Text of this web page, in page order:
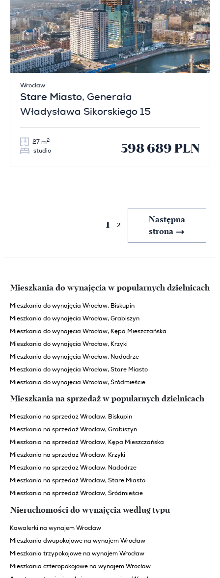
Wrocław
Stare Miasto, Generała
Władysława Sikorskiego 15
27 m2
studio 598 689 PLN
1 2
Następna
strona
Mieszkania do wynajęcia w popularnych dzielnicach
Mieszkania do wynajęcia Wrocław, Biskupin
Mieszkania do wynajęcia Wrocław, Grabiszyn
Mieszkania do wynajęcia Wrocław, Kępa Mieszczańska
Mieszkania do wynajęcia Wrocław, Krzyki
Mieszkania do wynajęcia Wrocław, Nadodrze
Mieszkania do wynajęcia Wrocław, Stare Miasto
Mieszkania do wynajęcia Wrocław, Śródmieście
Mieszkania na sprzedaż w popularnych dzielnicach
Mieszkania na sprzedaż Wrocław, Biskupin
Mieszkania na sprzedaż Wrocław, Grabiszyn
Mieszkania na sprzedaż Wrocław, Kępa Mieszczańska
Mieszkania na sprzedaż Wrocław, Krzyki
Mieszkania na sprzedaż Wrocław, Nadodrze
Mieszkania na sprzedaż Wrocław, Stare Miasto
Mieszkania na sprzedaż Wrocław, Śródmieście
Nieruchomości do wynajęcia według typu
Kawalerki na wynajem Wrocław
Mieszkania dwupokojowe na wynajem Wrocław
Mieszkania trzypokojowe na wynajem Wrocław
Mieszkania czteropokojowe na wynajem Wrocław